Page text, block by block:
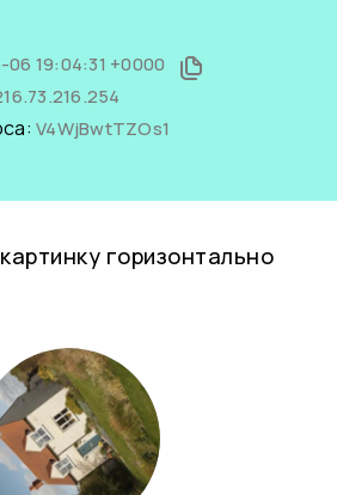
19:04:31 +0000
V4WjBwtTZOs1
горизонтально